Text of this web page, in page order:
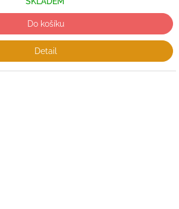
Do košíku
Detail